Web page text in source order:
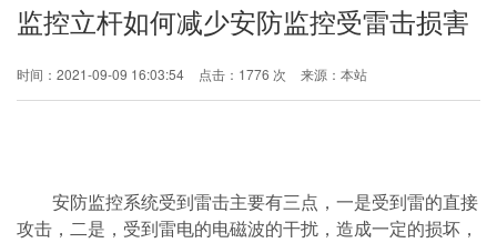
监控立杆如何减少安防监控受雷击损害
时间：2021-09-09 16:03:54 点击：1776 次 来源：本站
安防监控系统受到雷击主要有三点，一是受到雷的直接
攻击，二是，受到雷电的电磁波的干扰，造成一定的损坏，